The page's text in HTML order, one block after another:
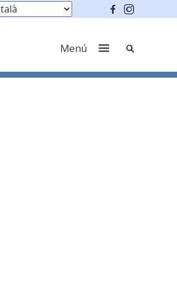
Menú Cerca